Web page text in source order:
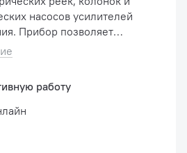
насосов усилителей
Прибор позволяет
управления
автом...
работу